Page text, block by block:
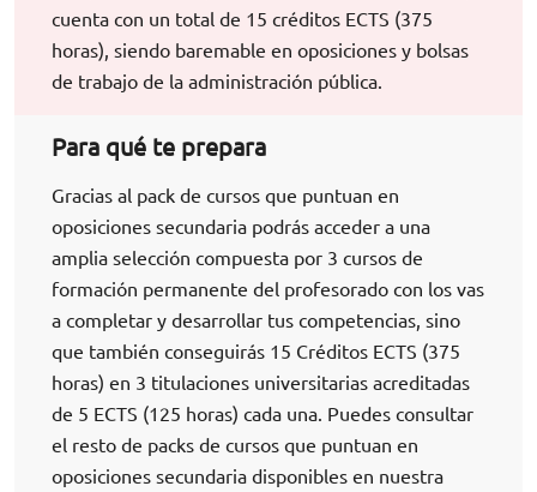
cuenta con un total de 15 créditos ECTS (375
horas), siendo baremable en oposiciones y bolsas
de trabajo de la administración pública.
Para qué te prepara
Gracias al pack de cursos que puntuan en
oposiciones secundaria podrás acceder a una
amplia selección compuesta por 3 cursos de
formación permanente del profesorado con los vas
a completar y desarrollar tus competencias, sino
que también conseguirás 15 Créditos ECTS (375
horas) en 3 titulaciones universitarias acreditadas
de 5 ECTS (125 horas) cada una. Puedes consultar
el resto de packs de cursos que puntuan en
oposiciones secundaria disponibles en nuestra